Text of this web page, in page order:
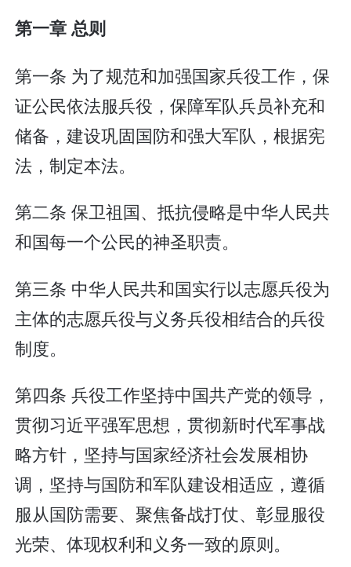
第一章 总则
第一条 为了规范和加强国家兵役工作，保
证公民依法服兵役，保障军队兵员补充和
储备，建设巩固国防和强大军队，根据宪
法，制定本法。
第二条 保卫祖国、抵抗侵略是中华人民共
和国每一个公民的神圣职责。
第三条 中华人民共和国实行以志愿兵役为
主体的志愿兵役与义务兵役相结合的兵役
制度。
第四条 兵役工作坚持中国共产党的领导，
贯彻习近平强军思想，贯彻新时代军事战
略方针，坚持与国家经济社会发展相协
调，坚持与国防和军队建设相适应，遵循
服从国防需要、聚焦备战打仗、彰显服役
光荣、体现权利和义务一致的原则。